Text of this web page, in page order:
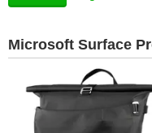
Microsoft Surface